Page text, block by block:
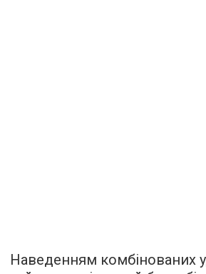
Наведенням комбінованих